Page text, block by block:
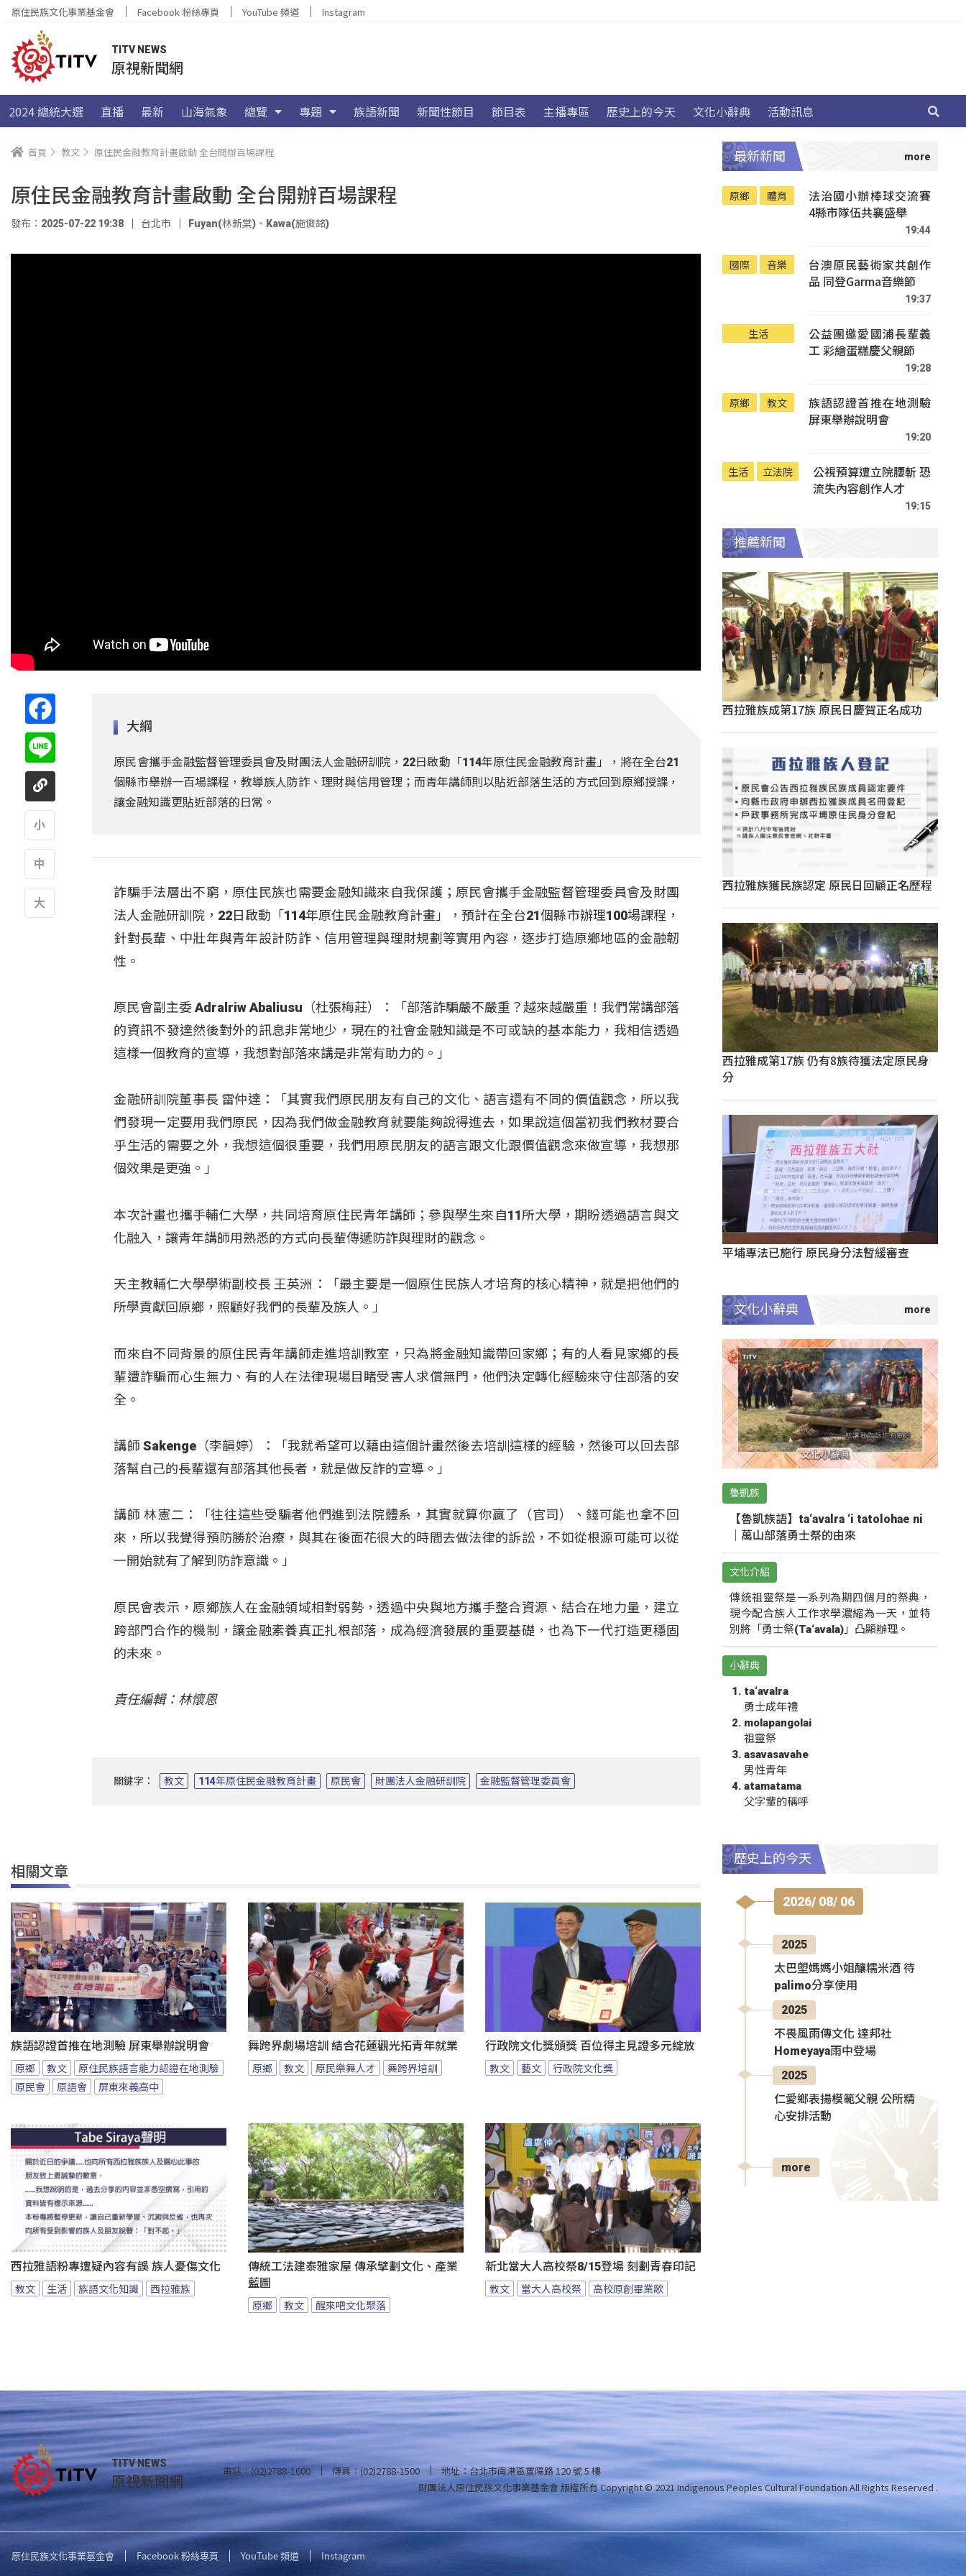
原住民族文化事業基金會 Facebook 粉絲專頁 YouTube 頻道 Instagram
TITV NEWS
原視新聞網
2024 總統大選 直播 最新 山海氣象 總覽 專題 族語新聞 新聞性節目 節目表 主播專區 歷史上的今天 文化小辭典 活動訊息
首頁 教文 原住民金融教育計畫啟動 全台開辦百場課程
原住民金融教育計畫啟動 全台開辦百場課程
發布：2025-07-22 19:38 台北市 Fuyan(林新棠) 、 Kawa(施俊銘)
大綱
原民會攜手金融監督管理委員會及財團法人金融研訓院，22日啟動「114年原住民金融教育計畫」，將在全台21
個縣市舉辦一百場課程，教導族人防詐、理財與信用管理；而青年講師則以貼近部落生活的方式回到原鄉授課，
讓金融知識更貼近部落的日常。
詐騙手法層出不窮，原住民族也需要金融知識來自我保護；原民會攜手金融監督管理委員會及財團
法人金融研訓院，22日啟動「114年原住民金融教育計畫」，預計在全台21個縣市辦理100場課程，
針對長輩、中壯年與青年設計防詐、信用管理與理財規劃等實用內容，逐步打造原鄉地區的金融韌
性。
原民會副主委 Adralriw Abaliusu（杜張梅莊）：「部落詐騙嚴不嚴重？越來越嚴重！我們常講部落
的資訊不發達然後對外的訊息非常地少，現在的社會金融知識是不可或缺的基本能力，我相信透過
這樣一個教育的宣導，我想對部落來講是非常有助力的。」
金融研訓院董事長 雷仲達：「其實我們原民朋友有自己的文化、語言還有不同的價值觀念，所以我
們發現一定要用我們原民，因為我們做金融教育就要能夠說得進去，如果說這個當初我們教材要合
乎生活的需要之外，我想這個很重要，我們用原民朋友的語言跟文化跟價值觀念來做宣導，我想那
個效果是更強。」
本次計畫也攜手輔仁大學，共同培育原住民青年講師；參與學生來自11所大學，期盼透過語言與文
化融入，讓青年講師用熟悉的方式向長輩傳遞防詐與理財的觀念。
天主教輔仁大學學術副校長 王英洲：「最主要是一個原住民族人才培育的核心精神，就是把他們的
所學貢獻回原鄉，照顧好我們的長輩及族人。」
而來自不同背景的原住民青年講師走進培訓教室，只為將金融知識帶回家鄉；有的人看見家鄉的長
輩遭詐騙而心生無力、有的人在法律現場目睹受害人求償無門，他們決定轉化經驗來守住部落的安
全。
講師 Sakenge（李韻婷）：「我就希望可以藉由這個計畫然後去培訓這樣的經驗，然後可以回去部
落幫自己的長輩還有部落其他長者，就是做反詐的宣導。」
講師 林憲二：「往往這些受騙者他們進到法院體系，其實就算你贏了（官司）、錢可能也拿不回
來，所以我覺得預防勝於治療，與其在後面花很大的時間去做法律的訴訟，不如從根源可能可以從
一開始就有了解到防詐意識。」
原民會表示，原鄉族人在金融領域相對弱勢，透過中央與地方攜手整合資源、結合在地力量，建立
跨部門合作的機制，讓金融素養真正扎根部落，成為經濟發展的重要基礎，也為下一代打造更穩固
的未來。
責任編輯：林懷恩
關鍵字： 教文 114年原住民金融教育計畫 原民會 財團法人金融研訓院 金融監督管理委員會
相關文章
族語認證首推在地測驗 屏東舉辦說明會
原鄉 教文
原住民族語言能力認證在地測驗
原民會
原語會 屏東來義高中
舞跨界劇場培訓 結合花蓮觀光拓青年就業
原鄉 教文 原民樂舞人才 舞跨界培訓
行政院文化獎頒獎 百位得主見證多元綻放
教文 藝文 行政院文化獎
西拉雅語粉專遭疑內容有誤 族人憂傷文化
教文 生活 族語文化知識 西拉雅族
傳統工法建泰雅家屋 傳承擘劃文化、產業
藍圖
原鄉 教文 醒來吧文化聚落
新北當大人高校祭8/15登場 刻劃青春印記
教文 當大人高校祭 高校原創畢業歌
最新新聞
原鄉 體育
法治國小辦棒球交流賽
4縣市隊伍共襄盛舉
19:44
國際 音樂
台澳原民藝術家共創作
品 同登Garma音樂節
19:37
生活
公益團邀愛國浦長輩義
工 彩繪蛋糕慶父親節
19:28
原鄉 教文
族語認證首推在地測驗
屏東舉辦說明會
19:20
生活 立法院
公視預算遭立院腰斬 恐
流失內容創作人才
19:15
推薦新聞
西拉雅族成第17族 原民日慶賀正名成功
西拉雅族獲民族認定 原民日回顧正名歷程
西拉雅成第17族 仍有8族待獲法定原民身
分
平埔專法已施行 原民身分法暫緩審查
文化小辭典
魯凱族
【魯凱族語】ta‘avalra ‘i tatolohae ni
｜萬山部落勇士祭的由來
文化介紹
傳統祖靈祭是一系列為期四個月的祭典，
現今配合族人工作求學濃縮為一天，並特
別將「勇士祭(Ta‘avala)」凸顯辦理。
小辭典
ta‘avalra
勇士成年禮
molapangolai
祖靈祭
asavasavahe
男性青年
atamatama
父字輩的稱呼
歷史上的今天
2026/ 08/ 06
2025
太巴塱媽媽小姐釀糯米酒 待
palimo分享使用
2025
不畏風雨傳文化 達邦社
Homeyaya雨中登場
2025
仁愛鄉表揚模範父親 公所精
心安排活動
more
TITV NEWS
原視新聞網 電話：(02)2788-1600 傳真：(02)2788-1500
地址：台北市南港區重陽路 120 號 5 樓
財團法人原住民族文化事業基金會 版權所有Copyright © 2021 Indigenous Peoples Cultural Foundation All Rights Reserved .
原住民族文化事業基金會 Facebook 粉絲專頁 YouTube 頻道 Instagram